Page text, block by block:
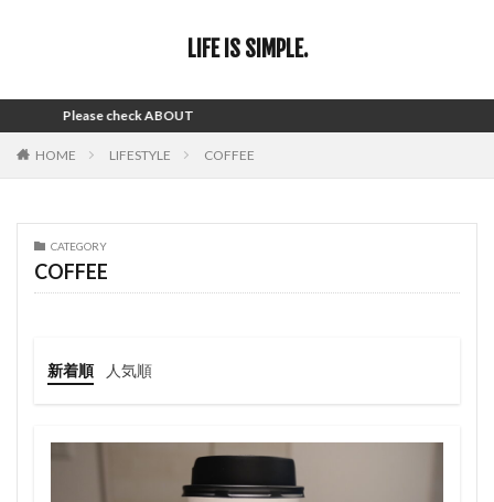
LIFE IS SIMPLE.
check ABOUT
HOME LIFESTYLE COFFEE
CATEGORY
COFFEE
新着順 人気順